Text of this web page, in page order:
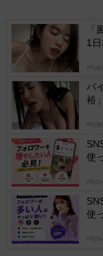
「
1
PR(
バ
裕
PR(
使
使